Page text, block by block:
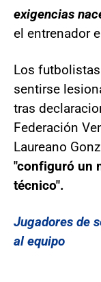
exigencias
el entrenador
Los
sentirse
tras
Federación
Laureano
"configuró un
técnico".
Jugadores de
al equipo